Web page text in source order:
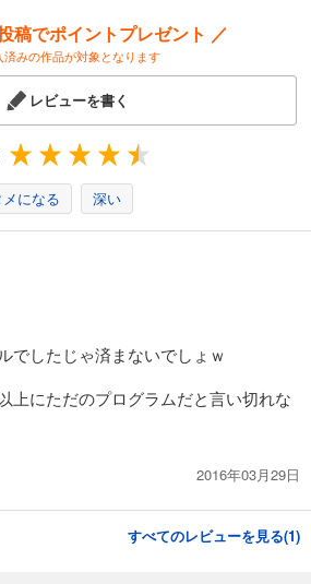
．―証明終了―（１３）
)
表示する
．―証明終了―（１４）
．―証明終了―（１５）
)
カート
稿でポイントプレゼント ／
済みの作品が対象となります
レビューを書く
メになる 深い
でしたじゃ済まないでしょｗ
上にただのプログラムだと言い切れな
2016年03月29日
すべてのレビューを見る(1)